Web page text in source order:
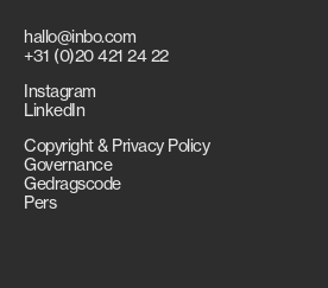
hallo@inbo.com
+31 (0)20 421 24 22
Instagram
LinkedIn
Copyright & Privacy Policy
Governance
Gedragscode
Pers